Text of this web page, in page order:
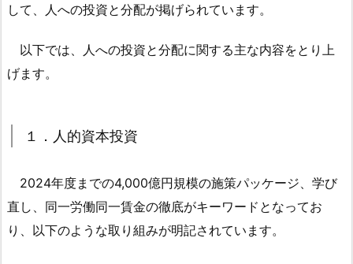
経
実
現
能
1.
１．
人
して、人への投資と分配が掲げられています。
以下では、人への投資と分配に関する主な内容をとり上
げます。
１．人的資本投資
2024年度までの4,000億円規模の施策パッケージ、学び
直し、同一労働同一賃金の徹底がキーワードとなってお
り、以下のような取り組みが明記されています。